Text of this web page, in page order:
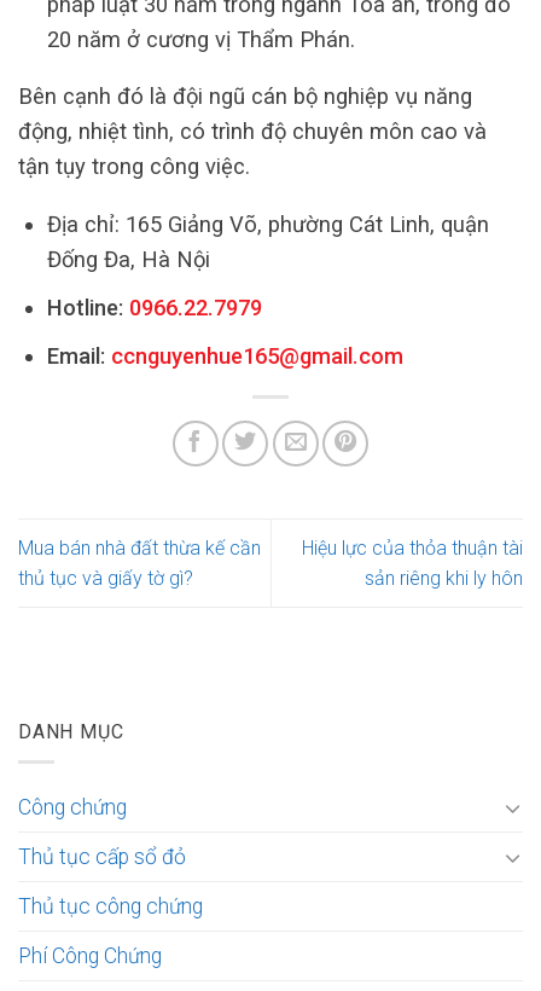
20 năm ở cương vị Thẩm Phán.
Bên cạnh đó là đội ngũ cán bộ nghiệp vụ năng
động, nhiệt tình, có trình độ chuyên môn cao và
tận tụy trong công việc.
Địa chỉ: 165 Giảng Võ, phường Cát Linh, quận
Đống Đa, Hà Nội
Hotline: 0966.22.7979
Email: ccnguyenhue165@gmail.com
Mua bán nhà đất thừa kế cần
thủ tục và giấy tờ gì?
Hiệu lực của thỏa thuận tài
sản riêng khi ly hôn
DANH MỤC
Công chứng
Thủ tục cấp sổ đỏ
Thủ tục công chứng
Phí Công Chứng